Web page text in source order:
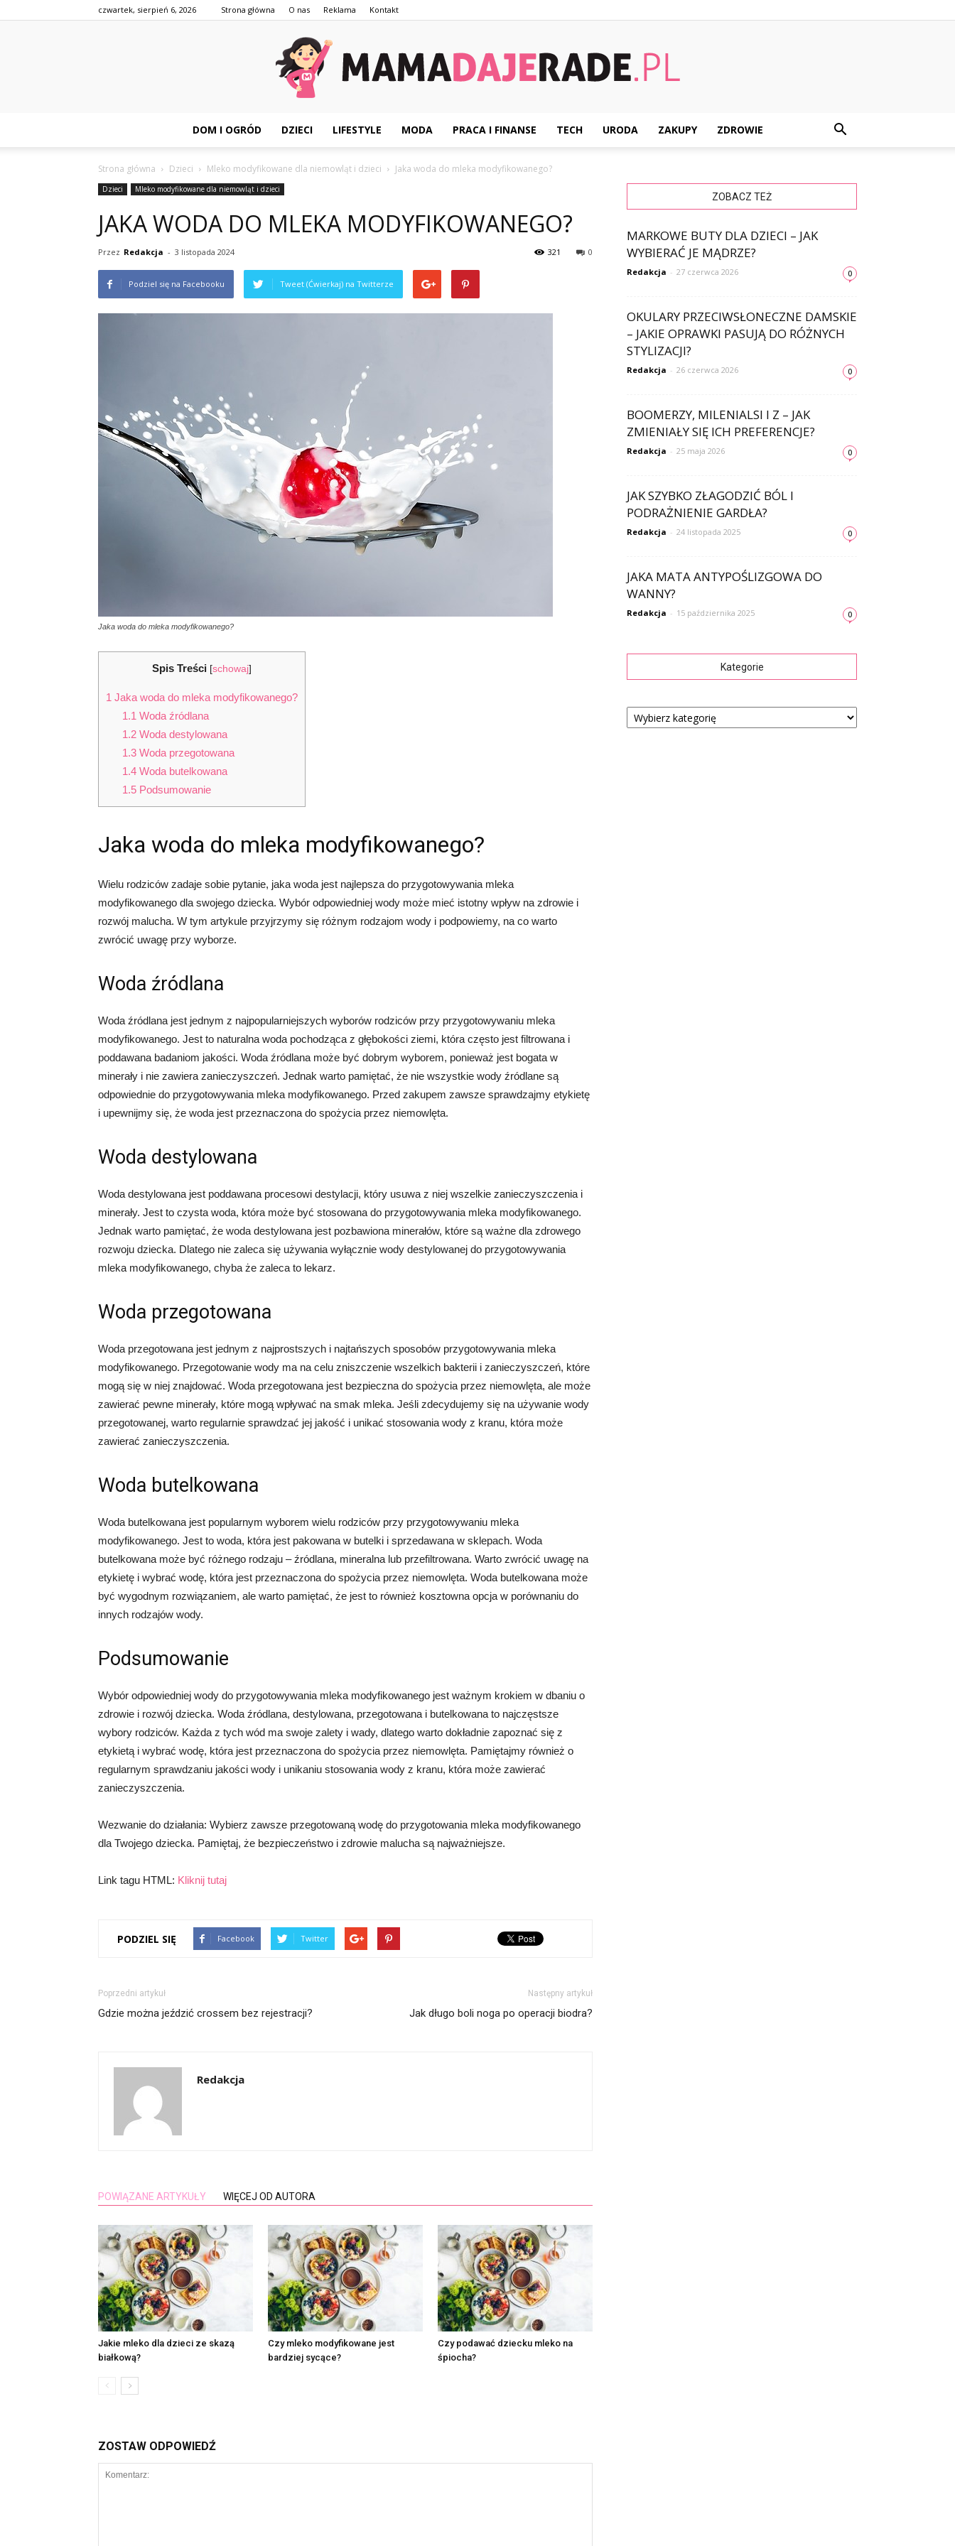
czwartek, sierpień 6, 2026 Strona główna O nas Reklama Kontakt
DOM I OGRÓD DZIECI LIFESTYLE MODA PRACA I FINANSE TECH URODA ZAKUPY ZDROWIE
Strona główna Dzieci Mleko modyfikowane dla niemowląt i dzieci Jaka woda do mleka modyfikowanego?
Dzieci Mleko modyfikowane dla niemowląt i dzieci
JAKA WODA DO MLEKA MODYFIKOWANEGO?
Przez Redakcja - 3 listopada 2024 0
321
Podziel się na Facebooku Tweet (Ćwierkaj) na Twitterze
Jaka woda do mleka modyfikowanego?
Spis Treści [schowaj]
1 Jaka woda do mleka modyfikowanego?
1.1 Woda źródlana
1.2Woda destylowana
1.3Woda przegotowana
1.4Woda butelkowana
1.5Podsumowanie
Jaka woda do mleka modyfikowanego?
Wielu rodziców zadaje sobie pytanie, jaka woda jest najlepsza do przygotowywania mleka
modyfikowanego dla swojego dziecka. Wybór odpowiedniej wody może mieć istotny wpływ na zdrowie i
rozwój malucha. W tym artykule przyjrzymy się różnym rodzajom wody i podpowiemy, na co warto
zwrócić uwagę przy wyborze.
Woda źródlana
Woda źródlana jest jednym z najpopularniejszych wyborów rodziców przy przygotowywaniu mleka
modyfikowanego. Jest to naturalna woda pochodząca z głębokości ziemi, która często jest filtrowana i
poddawana badaniom jakości. Woda źródlana może być dobrym wyborem, ponieważ jest bogata w
minerały i nie zawiera zanieczyszczeń. Jednak warto pamiętać, że nie wszystkie wody źródlane są
odpowiednie do przygotowywania mleka modyfikowanego. Przed zakupem zawsze sprawdzajmy etykietę
i upewnijmy się, że woda jest przeznaczona do spożycia przez niemowlęta.
Woda destylowana
Woda destylowana jest poddawana procesowi destylacji, który usuwa z niej wszelkie zanieczyszczenia i
minerały. Jest to czysta woda, która może być stosowana do przygotowywania mleka modyfikowanego.
Jednak warto pamiętać, że woda destylowana jest pozbawiona minerałów, które są ważne dla zdrowego
rozwoju dziecka. Dlatego nie zaleca się używania wyłącznie wody destylowanej do przygotowywania
mleka modyfikowanego, chyba że zaleca to lekarz.
Woda przegotowana
Woda przegotowana jest jednym z najprostszych i najtańszych sposobów przygotowywania mleka
modyfikowanego. Przegotowanie wody ma na celu zniszczenie wszelkich bakterii i zanieczyszczeń, które
mogą się w niej znajdować. Woda przegotowana jest bezpieczna do spożycia przez niemowlęta, ale może
zawierać pewne minerały, które mogą wpływać na smak mleka. Jeśli zdecydujemy się na używanie wody
przegotowanej, warto regularnie sprawdzać jej jakość i unikać stosowania wody z kranu, która może
zawierać zanieczyszczenia.
Woda butelkowana
Woda butelkowana jest popularnym wyborem wielu rodziców przy przygotowywaniu mleka
modyfikowanego. Jest to woda, która jest pakowana w butelki i sprzedawana w sklepach. Woda
butelkowana może być różnego rodzaju – źródlana, mineralna lub przefiltrowana. Warto zwrócić uwagę na
etykietę i wybrać wodę, która jest przeznaczona do spożycia przez niemowlęta. Woda butelkowana może
być wygodnym rozwiązaniem, ale warto pamiętać, że jest to również kosztowna opcja w porównaniu do
innych rodzajów wody.
Podsumowanie
Wybór odpowiedniej wody do przygotowywania mleka modyfikowanego jest ważnym krokiem w dbaniu o
zdrowie i rozwój dziecka. Woda źródlana, destylowana, przegotowana i butelkowana to najczęstsze
wybory rodziców. Każda z tych wód ma swoje zalety i wady, dlatego warto dokładnie zapoznać się z
etykietą i wybrać wodę, która jest przeznaczona do spożycia przez niemowlęta. Pamiętajmy również o
regularnym sprawdzaniu jakości wody i unikaniu stosowania wody z kranu, która może zawierać
zanieczyszczenia.
Wezwanie do działania: Wybierz zawsze przegotowaną wodę do przygotowania mleka modyfikowanego
dla Twojego dziecka. Pamiętaj, że bezpieczeństwo i zdrowie malucha są najważniejsze.
Link tagu HTML: Kliknij tutaj
PODZIEL SIĘ Facebook Twitter
Poprzedni artykuł
Gdzie można jeździć crossem bez rejestracji?
Następny artykuł
Jak długo boli noga po operacji biodra?
Redakcja
POWIĄZANE ARTYKUŁY WIĘCEJ OD AUTORA
Jakie mleko dla dzieci ze skazą
białkową?
Czy mleko modyfikowane jest
bardziej sycące?
Czy podawać dziecku mleko na
śpiocha?
ZOSTAW ODPOWIEDŹ
ZOBACZ TEŻ
MARKOWE BUTY DLA DZIECI – JAK
WYBIERAĆ JE MĄDRZE?
Redakcja - 27 czerwca 2026 0
OKULARY PRZECIWSŁONECZNE DAMSKIE
– JAKIE OPRAWKI PASUJĄ DO RÓŻNYCH
STYLIZACJI?
Redakcja - 26 czerwca 2026 0
BOOMERZY, MILENIALSI I Z – JAK
ZMIENIAŁY SIĘ ICH PREFERENCJE?
Redakcja - 25 maja 2026 0
JAK SZYBKO ZŁAGODZIĆ BÓL I
PODRAŻNIENIE GARDŁA?
Redakcja - 24 listopada 2025 0
JAKA MATA ANTYPOŚLIZGOWA DO
WANNY?
Redakcja - 15 października 2025 0
Kategorie
Kategorie